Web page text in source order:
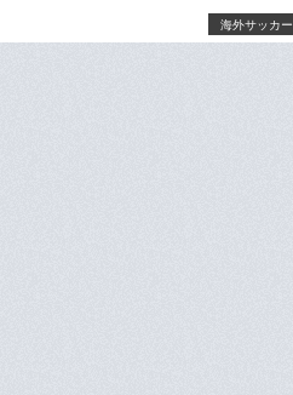
海外サッカー